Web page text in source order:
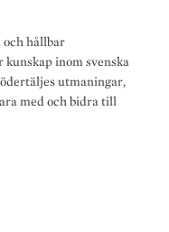
och hållbar
inom svenska
utmaningar,
med och bidra till